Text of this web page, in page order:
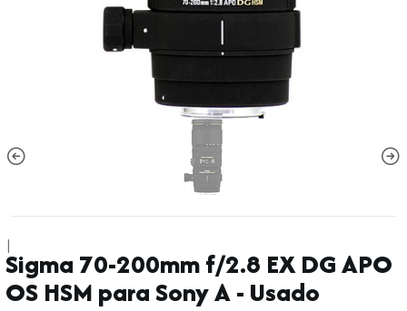
|
Sigma 70-200mm f/2.8 EX DG APO
OS HSM para Sony A - Usado